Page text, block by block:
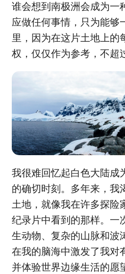
谁会想到南极洲会成为一
应做任何事情，只为能够
里，因为在这片土地上的
权，仅仅作为参考，不超
我很难回忆起白色大陆成
的确切时刻。多年来，我
土地，就像我在许多探险
纪录片中看到的那样。一
生动物、复杂的山脉和波
在我的脑海中激发了我对
并体验世界边缘生活的愿